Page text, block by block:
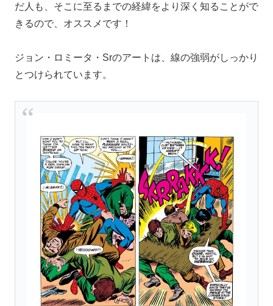
だ人も、そこに至るまでの経緯をより深く知ることがで
きるので、オススメです！
ジョン・ロミータ・Srのアートは、線の強弱がしっかり
とつけられています。